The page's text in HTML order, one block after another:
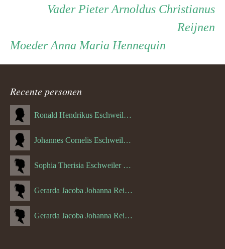
Persoon
ouder
Vader Vader
Pieter Arnoldus Christianus
Reijnen
MoederMoeder
Anna Maria Hennequin
Recente personen
Ronald Hendrikus Eschweiler (04-12-1957)
Johannes Cornelis Eschweiler (06-10-1927)
Sophia Therisia Eschweiler (05-07-1923)
Gerarda Jacoba Johanna Reijnen (27-10-1908)
Gerarda Jacoba Johanna Reijnen (10-04-1910)